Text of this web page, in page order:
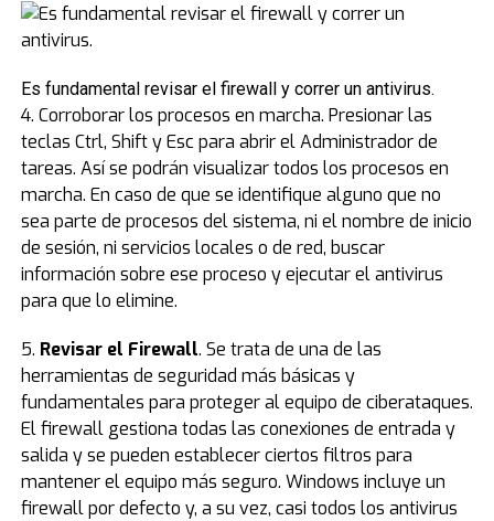
Es fundamental revisar el firewall y correr un antivirus.
4. Corroborar los procesos en marcha. Presionar las
teclas Ctrl, Shift y Esc para abrir el Administrador de
tareas. Así se podrán visualizar todos los procesos en
marcha. En caso de que se identifique alguno que no
sea parte de procesos del sistema, ni el nombre de inicio
de sesión, ni servicios locales o de red, buscar
información sobre ese proceso y ejecutar el antivirus
para que lo elimine.
5. Revisar el Firewall. Se trata de una de las
herramientas de seguridad más básicas y
fundamentales para proteger al equipo de ciberataques.
El firewall gestiona todas las conexiones de entrada y
salida y se pueden establecer ciertos filtros para
mantener el equipo más seguro. Windows incluye un
firewall por defecto y, a su vez, casi todos los antivirus